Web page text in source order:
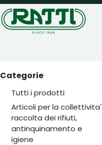
Categorie
Tutti i prodotti
Articoli per la collettivita'
raccolta dei rifiuti,
antinquinamento e
igiene